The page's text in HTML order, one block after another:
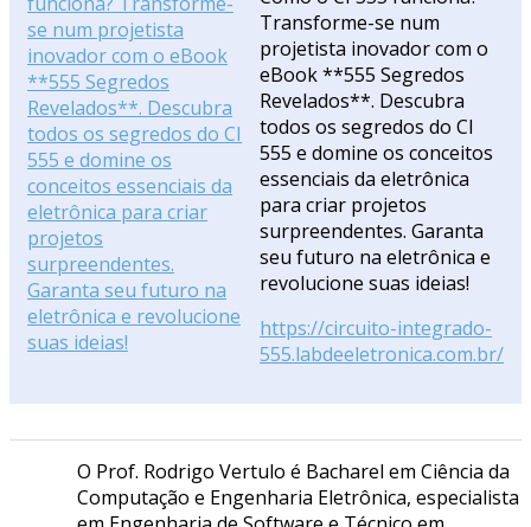
Transforme-se num
projetista inovador com o
eBook **555 Segredos
Revelados**. Descubra
todos os segredos do CI
555 e domine os conceitos
essenciais da eletrônica
para criar projetos
surpreendentes. Garanta
seu futuro na eletrônica e
revolucione suas ideias!
https://circuito-integrado-
555.labdeeletronica.com.br/
O Prof. Rodrigo Vertulo é Bacharel em Ciência da
Computação e Engenharia Eletrônica, especialista